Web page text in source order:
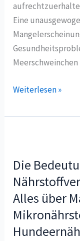
Eine
Weiterlesen »
Die
Alles über
der
richtigen
für
Hunde:
Alles